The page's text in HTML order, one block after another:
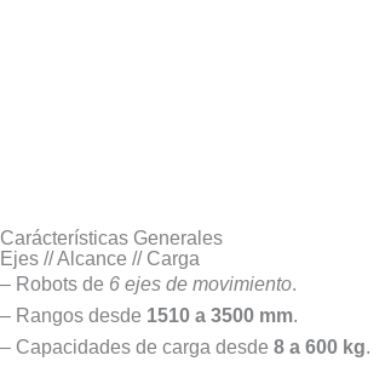
Carácterísticas Generales
Ejes // Alcance // Carga
– Robots de 6 ejes de movimiento.
– Rangos desde 1510 a 3500 mm.
– Capacidades de carga desde 8 a 600 kg.